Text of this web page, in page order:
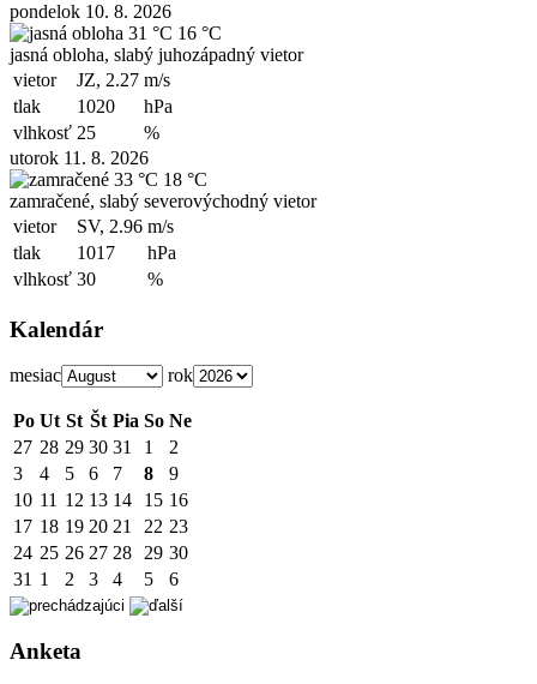
pondelok 10. 8. 2026
31 °C 16 °C
jasná obloha, slabý juhozápadný vietor
vietor
JZ, 2.27 m/s
tlak
1020
hPa
vlhkosť 25
%
utorok 11. 8. 2026
33 °C 18 °C
zamračené, slabý severovýchodný vietor
vietor
SV, 2.96 m/s
tlak
1017
hPa
vlhkosť 30 %
Kalendár
mesiac rok
Po Ut St Št Pia So Ne
27 28 29 30 31 1
2
3
4 5 6 7 8
9
10 11 12 13 14 15 16
17 18 19 20 21 22 23
24 25 26 27 28 29 30
31 1 2 3 4 5 6
Anketa